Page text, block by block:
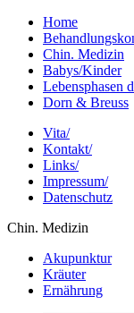
Home
Chin. Medizin
Babys/Kinder
Lebensphasen
Dorn & Breuss
Vita/
Kontakt/
Links/
Impressum/
Datenschutz
Chin. Medizin
Akupunktur
Kräuter
Ernährung